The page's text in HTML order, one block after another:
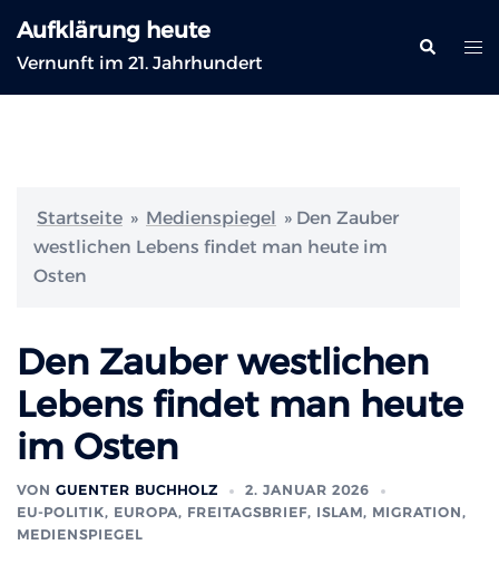
Inhalt
springen
Aufklärung heute
Vernunft im 21. Jahrhundert
Suche
Startseite » Medienspiegel » Den Zauber
westlichen Lebens findet man heute im
Osten
Den Zauber westlichen
Lebens findet man heute
im Osten
VON GUENTER BUCHHOLZ
2. JANUAR 2026
EU-POLITIK, EUROPA, FREITAGSBRIEF, ISLAM, MIGRATION,
MEDIENSPIEGEL